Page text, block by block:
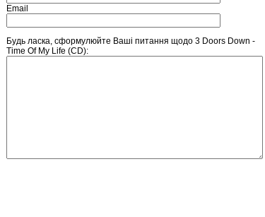
Email
Будь ласка, сформулюйте Ваші питання щодо 3 Doors Down -
Time Of My Life (CD):